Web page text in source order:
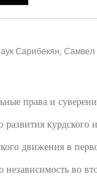
Сарибекян, Самвел
права и
курдского
движения в
независимость во